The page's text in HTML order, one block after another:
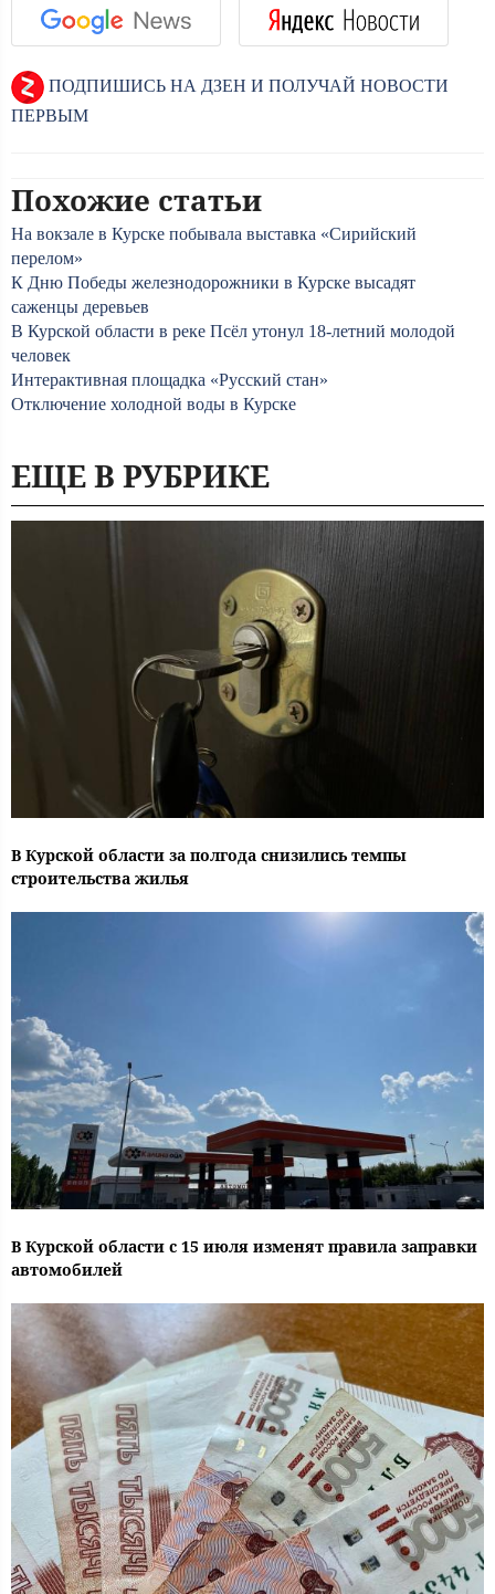
ПОДПИШИСЬ НА ДЗЕН И ПОЛУЧАЙ НОВОСТИ
ПЕРВЫМ
Похожие статьи
На вокзале в Курске побывала выставка «Сирийский
перелом»
К Дню Победы железнодорожники в Курске высадят
саженцы деревьев
В Курской области в реке Псёл утонул 18-летний молодой
человек
Интерактивная площадка «Русский стан»
Отключение холодной воды в Курске
ЕЩЕ В РУБРИКЕ
В Курской области за полгода снизились темпы
строительства жилья
В Курской области с 15 июля изменят правила заправки
автомобилей